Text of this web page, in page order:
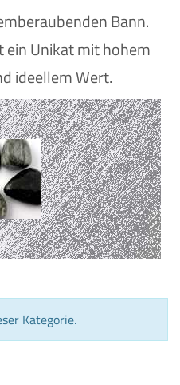
Bann.
ein Unikat mit hohem
ideellem Wert.
Kategorie.